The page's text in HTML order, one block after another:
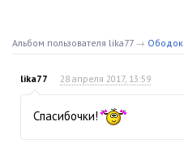
Альбом пользователя lika77→ Ободок
lika77 28 апреля 2017, 13:59
Спасибочки!